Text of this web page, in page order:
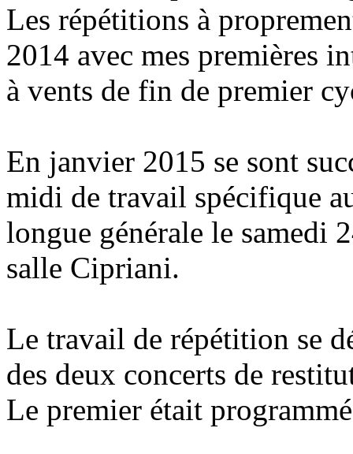
Les répétitions à
2014 avec mes premières
à vents de fin de premier
En janvier 2015 se sont
midi de travail spécifique
longue générale le samedi
salle Cipriani.
Le travail de répétition se
des deux concerts de
Le premier était